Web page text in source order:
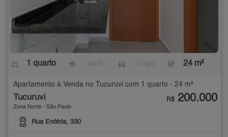
1 quarto 24 m²
Apartamento à Venda no Tucuruvi com 1 quarto - 24 m²
Tucuruvi
Zona Norte - São Paulo
Rua Enótria, 330
R$ 200.000